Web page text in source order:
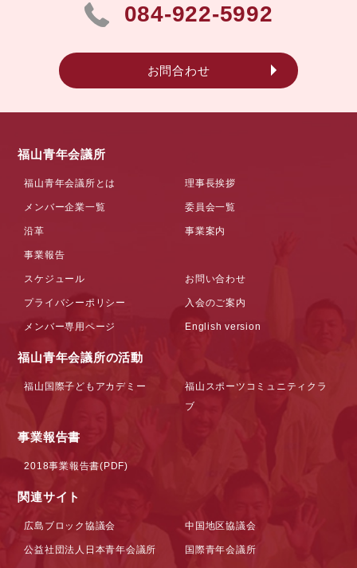
084-922-5992
お問合わせ
福山青年会議所
福山青年会議所とは 理事長挨拶
メンバー企業一覧 委員会一覧
沿革 事業案内
事業報告
スケジュール お問い合わせ
プライバシーポリシー 入会のご案内
メンバー専用ページ English version
福山青年会議所の活動
福山国際子どもアカデミー
福山スポーツコミュニティクラ
ブ
事業報告書
2018事業報告書(PDF)
関連サイト
広島ブロック協議会 中国地区協議会
公益社団法人日本青年会議所 国際青年会議所